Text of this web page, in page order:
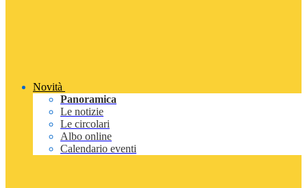
Novità
Panoramica
Le notizie
Le circolari
Albo online
Calendario eventi